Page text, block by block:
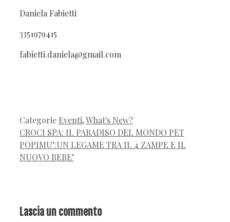
Daniela Fabietti
3351979415
fabietti.daniela@gmail.com
Categorie Eventi,What's New?
CROCI SPA: IL PARADISO DEL MONDO PET
POPIMU’:UN LEGAME TRA IL 4 ZAMPE E IL
NUOVO BEBE’
Lascia un commento